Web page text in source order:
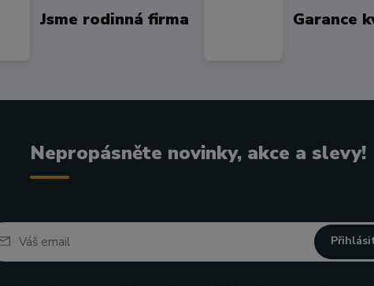
Jsme rodinná firma Garance
Nepropásněte novinky, akce a slevy!